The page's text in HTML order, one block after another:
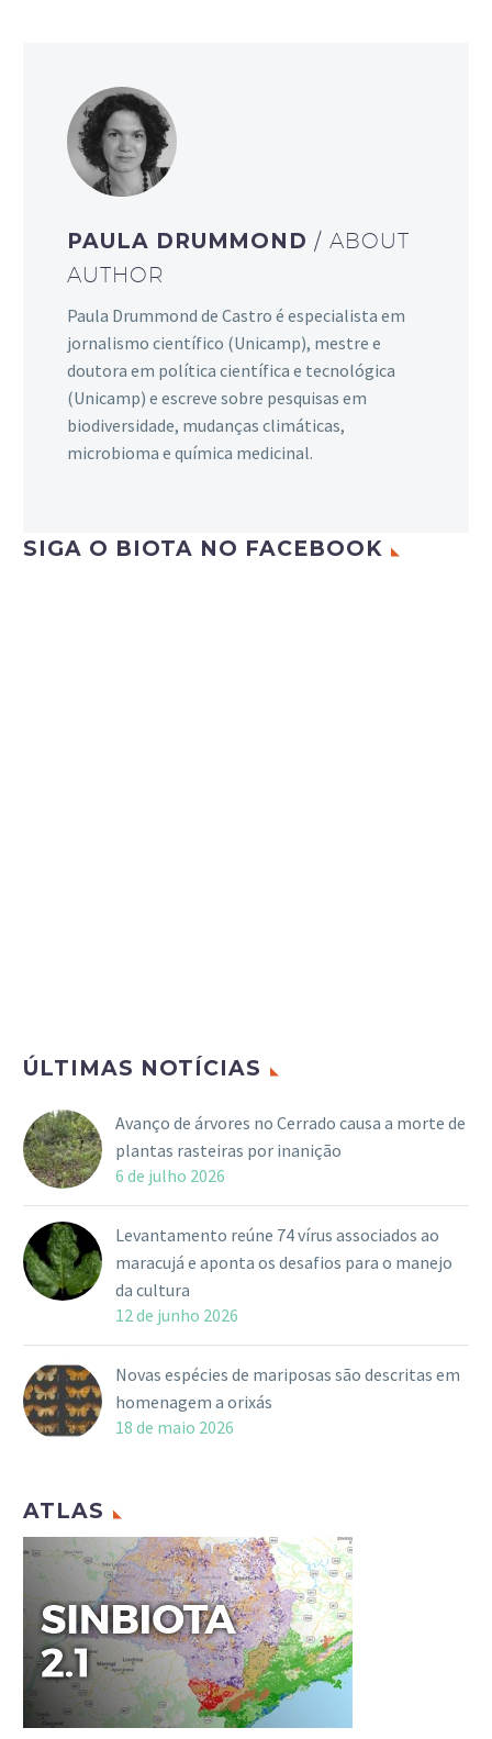
PAULA DRUMMOND/ ABOUT
AUTHOR
Paula Drummond de Castro é especialista em
jornalismo científico (Unicamp), mestre e
doutora em política científica e tecnológica
(Unicamp) e escreve sobre pesquisas em
biodiversidade, mudanças climáticas,
microbioma e química medicinal.
SIGA O BIOTA NO FACEBOOK
ÚLTIMAS NOTÍCIAS
Avanço de árvores no Cerrado causa a morte de
plantas rasteiras por inanição
6 de julho 2026
Levantamento reúne 74 vírus associados ao
maracujá e aponta os desafios para o manejo
da cultura
12 de junho 2026
Novas espécies de mariposas são descritas em
homenagem a orixás
18 de maio 2026
ATLAS